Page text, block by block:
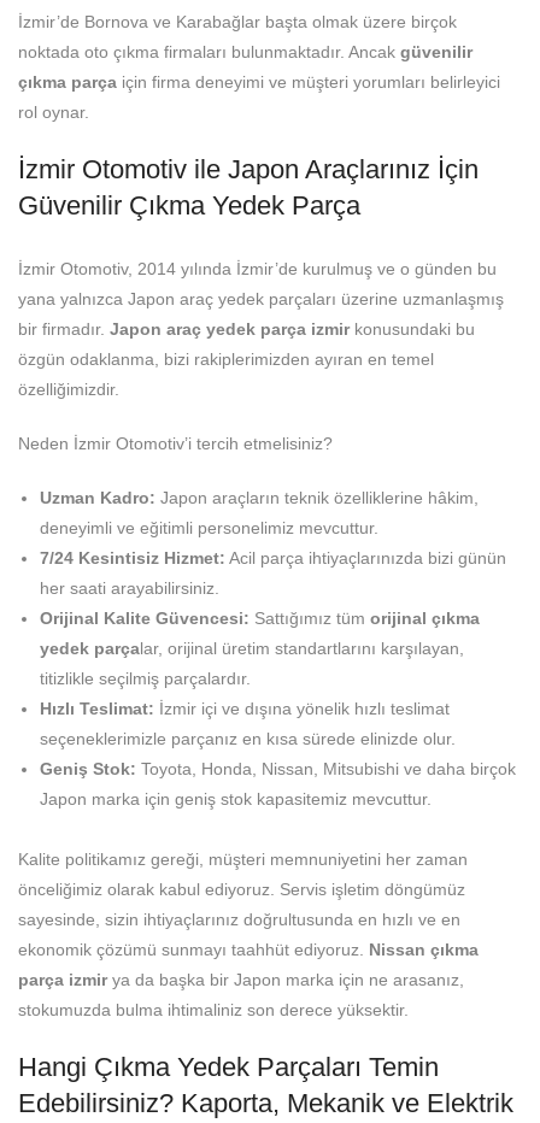
İzmir’de Bornova ve Karabağlar başta olmak üzere birçok
noktada oto çıkma firmaları bulunmaktadır. Ancak güvenilir
çıkma parça için firma deneyimi ve müşteri yorumları belirleyici
rol oynar.
İzmir Otomotiv ile Japon Araçlarınız İçin
Güvenilir Çıkma Yedek Parça
İzmir Otomotiv, 2014 yılında İzmir’de kurulmuş ve o günden bu
yana yalnızca Japon araç yedek parçaları üzerine uzmanlaşmış
bir firmadır. Japon araç yedek parça izmirkonusundaki bu
özgün odaklanma, bizi rakiplerimizden ayıran en temel
özelliğimizdir.
Neden İzmir Otomotiv’i tercih etmelisiniz?
Uzman Kadro: Japon araçların teknik özelliklerine hâkim,
deneyimli ve eğitimli personelimiz mevcuttur.
7/24 Kesintisiz Hizmet: Acil parça ihtiyaçlarınızda bizi günün
her saati arayabilirsiniz.
Orijinal Kalite Güvencesi: Sattığımız tüm orijinal çıkma
yedek parçalar, orijinal üretim standartlarını karşılayan,
titizlikle seçilmiş parçalardır.
Hızlı Teslimat: İzmir içi ve dışına yönelik hızlı teslimat
seçeneklerimizle parçanız en kısa sürede elinizde olur.
Geniş Stok: Toyota, Honda, Nissan, Mitsubishi ve daha birçok
Japon marka için geniş stok kapasitemiz mevcuttur.
Kalite politikamız gereği, müşteri memnuniyetini her zaman
önceliğimiz olarak kabul ediyoruz. Servis işletim döngümüz
sayesinde, sizin ihtiyaçlarınız doğrultusunda en hızlı ve en
ekonomik çözümü sunmayı taahhüt ediyoruz. Nissan çıkma
parça izmirya da başka bir Japon marka için ne arasanız,
stokumuzda bulma ihtimaliniz son derece yüksektir.
Hangi Çıkma Yedek Parçaları Temin
Edebilirsiniz? Kaporta, Mekanik ve Elektrik